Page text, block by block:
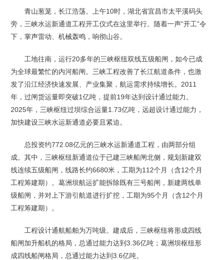
青山葱茏，长江浩荡。上午10时，湖北省宜昌市太平溪码头
旁，三峡水运新通道工程开工仪式在这里举行。随着一声“开工”令
下，掌声雷动、机械轰鸣，响彻山谷。
工地往南，运行20多年的三峡枢纽双线五级船闸，如今已成
为全球最繁忙的内河船闸。三峡工程改善了长江航道条件，也激
发了沿江经济快速发展、产业集聚，航运需求持续增长。2011
年，过闸货运量即突破1亿吨，提前19年达到设计通过能力。
2025年，三峡枢纽过坝综合运量1.73亿吨，远超设计通过能力，
加快建设三峡水运新通道必要且紧迫。
总投资约772.08亿元的三峡水运新通道工程，由两部分组
成。其中，三峡枢纽新通道位于已建三峡船闸北侧，规划新建双
线连续五级船闸，线路长约6680米，工期为112个月（含12个月
工程筹建期）。葛洲坝航运扩能拆除既有三号船闸，新建两线单
级船闸，并对上下游引航道进行扩挖，工期为95个月（含12个月
工程筹建期）。
工程设计通航船舶为万吨级。建成后，三峡枢纽将形成四线
船闸加升船机的格局，总通过能力达到3.36亿吨；葛洲坝枢纽形
成四线船闸格局，总通过能力达到3.6亿吨。